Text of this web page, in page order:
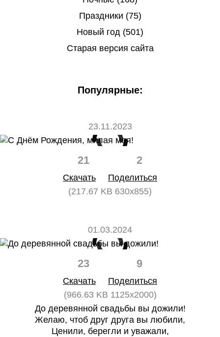
Праздники (75)
Новый год (501)
Старая версия сайта
Популярные:
23.11.2023
21 2
Скачать
Поделиться
(217.67 KB 630x855)
01.03.2024
23 9
Скачать
Поделиться
(966.63 KB 1125x2000)
До деревянной свадьбы вы дожили!
Желаю, чтоб друг друга вы любили,
Ценили, берегли и уважали,